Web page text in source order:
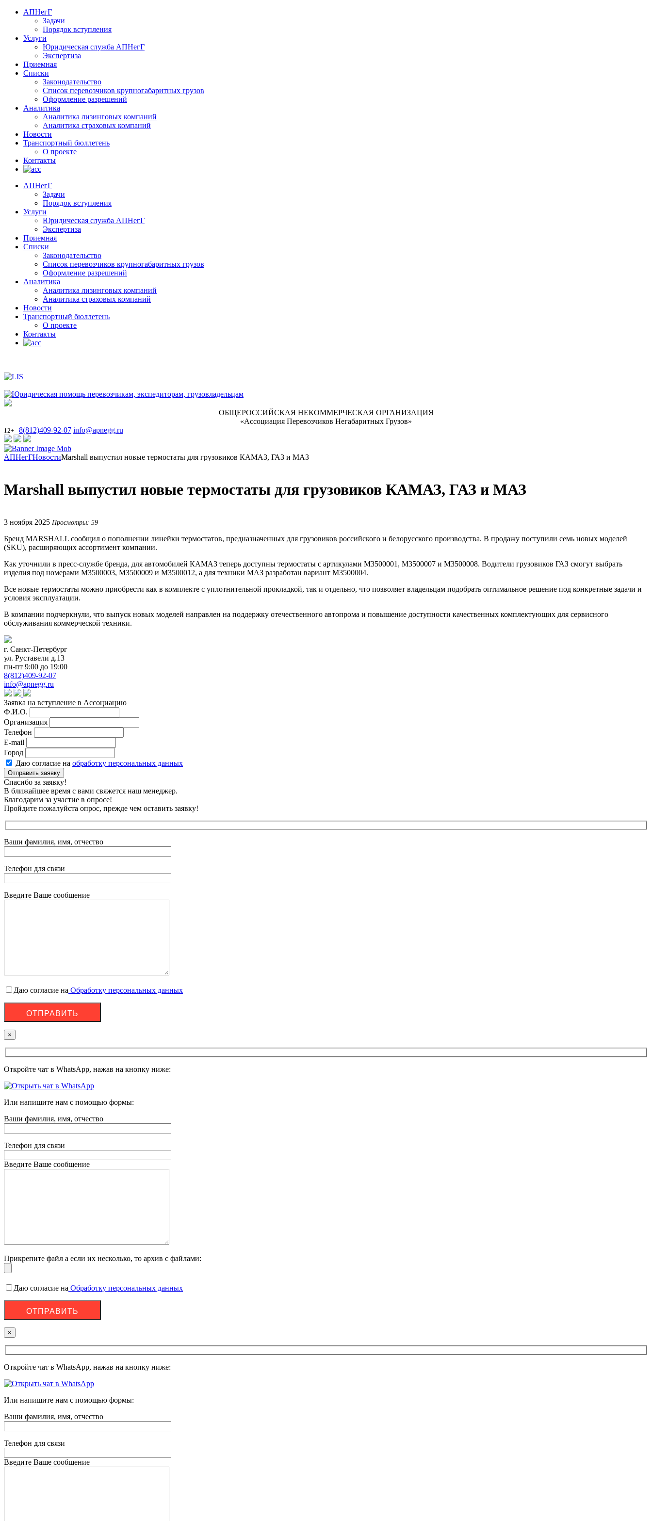
АПНегГ
Задачи
Порядок вступления
Услуги
Юридическая служба АПНегГ
Экспертиза
Приемная
Списки
Законодательство
Список перевозчиков крупногабаритных грузов
Оформление разрешений
Аналитика
Аналитика лизинговых компаний
Aналитика страховых компаний
Новости
Транспортный бюллетень
О проекте
Контакты
АПНегГ
Задачи
Порядок вступления
Услуги
Юридическая служба АПНегГ
Экспертиза
Приемная
Списки
Законодательство
Список перевозчиков крупногабаритных грузов
Оформление разрешений
Аналитика
Аналитика лизинговых компаний
Aналитика страховых компаний
Новости
Транспортный бюллетень
О проекте
Контакты
ОБЩЕРОССИЙСКАЯ НЕКОММЕРЧЕСКАЯ ОРГАНИЗАЦИЯ
«Ассоциация Перевозчиков Негабаритных Грузов»
12+ 8(812)409-92-07 info@apnegg.ru
АПНегГНовостиMarshall выпустил новые термостаты для грузовиков КАМАЗ, ГАЗ и МАЗ
Marshall выпустил новые термостаты для грузовиков КАМАЗ, ГАЗ и МАЗ
3 ноября 2025 Просмотры: 59
Бренд MARSHALL сообщил о пополнении линейки термостатов, предназначенных для грузовиков российского и белорусского производства. В продажу поступили семь новых моделей
(SKU), расширяющих ассортимент компании.
Как уточнили в пресс-службе бренда, для автомобилей КАМАЗ теперь доступны термостаты с артикулами M3500001, M3500007 и M3500008. Водители грузовиков ГАЗ смогут выбрать
изделия под номерами M3500003, M3500009 и M3500012, а для техники МАЗ разработан вариант M3500004.
Все новые термостаты можно приобрести как в комплекте с уплотнительной прокладкой, так и отдельно, что позволяет владельцам подобрать оптимальное решение под конкретные задачи и
условия эксплуатации.
В компании подчеркнули, что выпуск новых моделей направлен на поддержку отечественного автопрома и повышение доступности качественных комплектующих для сервисного
обслуживания коммерческой техники.
г. Санкт-Петербург
ул. Руставели д.13
пн-пт 9:00 до 19:00
8(812)409-92-07
info@apnegg.ru
Заявка на вступление в Ассоциацию
Ф.И.О.
Организация
Телефон
E-mail
Город
Даю согласие на обработку персональных данных
Отправить заявку
Спасибо за заявку!
В ближайшее время с вами свяжется наш менеджер.
Благодарим за участие в опросе!
Пройдите пожалуйста опрос, прежде чем оставить заявку!
Ваши фамилия, имя, отчество
Телефон для связи
Введите Ваше сообщение
Даю согласие на Обработку персональных данных
×
Откройте чат в WhatsApp, нажав на кнопку ниже:
Или напишите нам с помощью формы:
Ваши фамилия, имя, отчество
Телефон для связи
Введите Ваше сообщение
Прикрепите файл а если их несколько, то архив с файлами:
Даю согласие на Обработку персональных данных
×
Откройте чат в WhatsApp, нажав на кнопку ниже:
Или напишите нам с помощью формы:
Ваши фамилия, имя, отчество
Телефон для связи
Введите Ваше сообщение